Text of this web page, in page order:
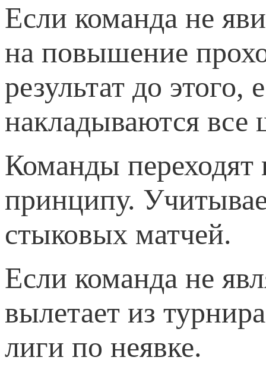
Если команда не
на повышение
результат до
накладываются
Команды переходят
принципу.
стыковых матчей.
Если команда не
вылетает из
лиги по неявке.